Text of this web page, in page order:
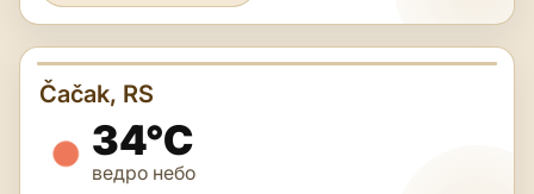
Čačak, RS
34°C
ведро небо